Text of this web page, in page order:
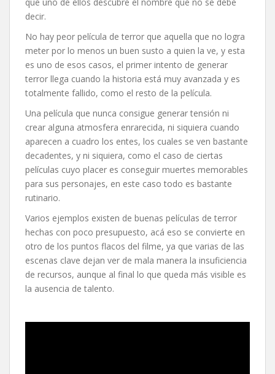
decir.
No hay peor película de terror que aquella que no logra
meter por lo menos un buen susto a quien la ve, y esta
es uno de esos casos, el primer intento de generar
terror llega cuando la historia está muy avanzada y es
totalmente fallido, como el resto de la película.
Una película que nunca consigue generar tensión ni
crear alguna atmosfera enrarecida, ni siquiera cuando
aparecen a cuadro los entes, los cuales se ven bastante
decadentes, y ni siquiera, como el caso de ciertas
películas cuyo placer es conseguir muertes memorables
para sus personajes, en este caso todo es bastante
rutinario.
Varios ejemplos existen de buenas películas de terror
hechas con poco presupuesto, acá eso se convierte en
otro de los puntos flacos del filme, ya que varias de las
escenas clave dejan ver de mala manera la insuficiencia
de recursos, aunque al final lo que queda más visible es
la ausencia de talento.